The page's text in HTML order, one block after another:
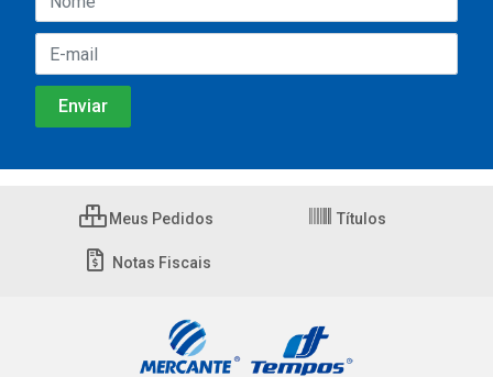
Meus Pedidos Títulos
Notas Fiscais